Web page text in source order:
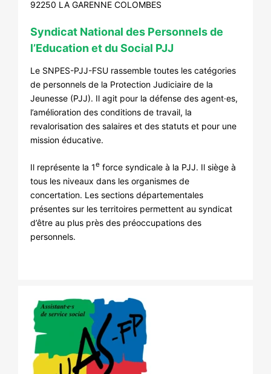
92250 LA GARENNE COLOMBES
Syndicat National des Personnels de
l’Education et du Social PJJ
Le SNPES-PJJ-FSU rassemble toutes les catégories
de personnels de la Protection Judiciaire de la
Jeunesse (PJJ). Il agit pour la défense des agent·es,
l’amélioration des conditions de travail, la
revalorisation des salaires et des statuts et pour une
mission éducative.
Il représente la 1e force syndicale à la PJJ. Il siège à
tous les niveaux dans les organismes de
concertation. Les sections départementales
présentes sur les territoires permettent au syndicat
d’être au plus près des préoccupations des
personnels.